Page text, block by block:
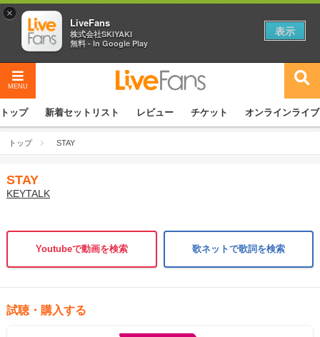
MENU
トップ 新着セットリスト レビュー チケット オンラインライブ
トップ STAY
STAY
KEYTALK
Youtubeで動画を検索 歌ネットで歌詞を検索
試聴・購入する
×
LiveFans
株式会社SKIYAKI
無料 - In Google Play
表示